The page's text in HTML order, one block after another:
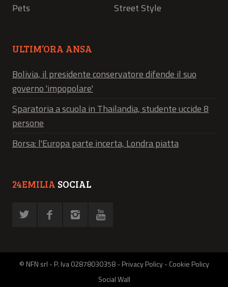
Pets
Street Style
ULTIM’ORA ANSA
Bolivia, il presidente conservatore difende il suo
governo 'impopolare'
Sparatoria a scuola in Thailandia, studente uccide 8
persone
Borsa: l'Europa parte incerta, Londra piatta
24EMILIA SOCIAL
© NFN srl - P. Iva 02878030358 -Privacy Policy-Cookie Policy
Social Wall